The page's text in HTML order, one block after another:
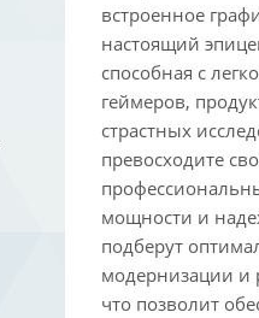
встроенное
настоящий
способная с
геймеров,
страстных
превосходите
мощности и
подберут
модернизации и
что позволит